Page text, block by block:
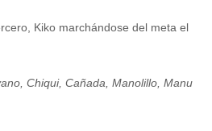
Kiko marchándose del meta el
Chiqui, Cañada, Manolillo, Manu